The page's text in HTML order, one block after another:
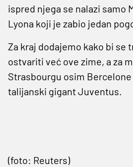
ispred njega se nalazi samo
Lyona koji je zabio jedan
Za kraj dodajemo kako bi se
ostvariti već ove zime, a za
Strasbourgu osim
talijanski gigant Juventus.
(foto: Reuters)